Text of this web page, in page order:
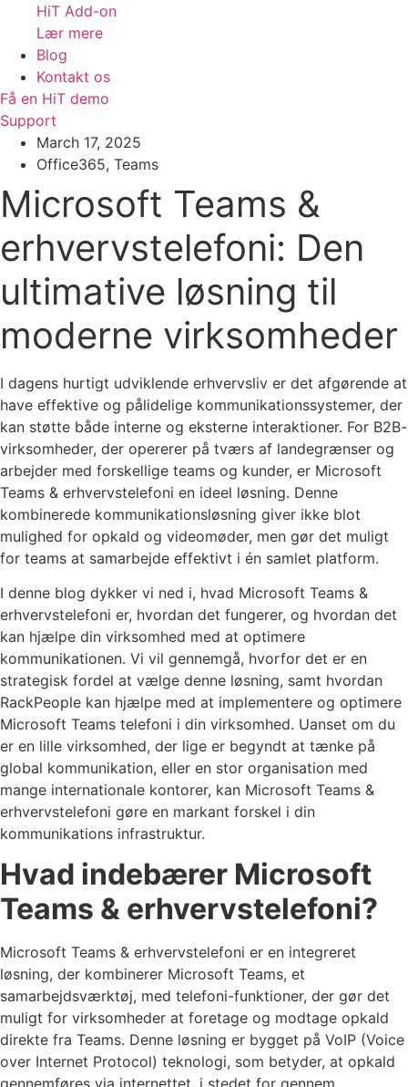
HiT Add-on
Lær mere
Blog
Kontakt os
Få en HiT demo
Support
March 17, 2025
Office365, Teams
Microsoft Teams &
erhvervstelefoni: Den
ultimative løsning til
moderne virksomheder
I dagens hurtigt udviklende erhvervsliv er det afgørende at
have effektive og pålidelige kommunikationssystemer, der
kan støtte både interne og eksterne interaktioner. For B2B-
virksomheder, der opererer på tværs af landegrænser og
arbejder med forskellige teams og kunder, er Microsoft
Teams & erhvervstelefoni en ideel løsning. Denne
kombinerede kommunikationsløsning giver ikke blot
mulighed for opkald og videomøder, men gør det muligt
for teams at samarbejde effektivt i én samlet platform.
I denne blog dykker vi ned i, hvad Microsoft Teams &
erhvervstelefoni er, hvordan det fungerer, og hvordan det
kan hjælpe din virksomhed med at optimere
kommunikationen. Vi vil gennemgå, hvorfor det er en
strategisk fordel at vælge denne løsning, samt hvordan
RackPeople kan hjælpe med at implementere og optimere
Microsoft Teams telefoni i din virksomhed. Uanset om du
er en lille virksomhed, der lige er begyndt at tænke på
global kommunikation, eller en stor organisation med
mange internationale kontorer, kan Microsoft Teams &
erhvervstelefoni gøre en markant forskel i din
kommunikations infrastruktur.
Hvad indebærer Microsoft
Teams & erhvervstelefoni?
Microsoft Teams & erhvervstelefoni er en integreret
løsning, der kombinerer Microsoft Teams, et
samarbejdsværktøj, med telefoni-funktioner, der gør det
muligt for virksomheder at foretage og modtage opkald
direkte fra Teams. Denne løsning er bygget på VoIP (Voice
over Internet Protocol) teknologi, som betyder, at opkald